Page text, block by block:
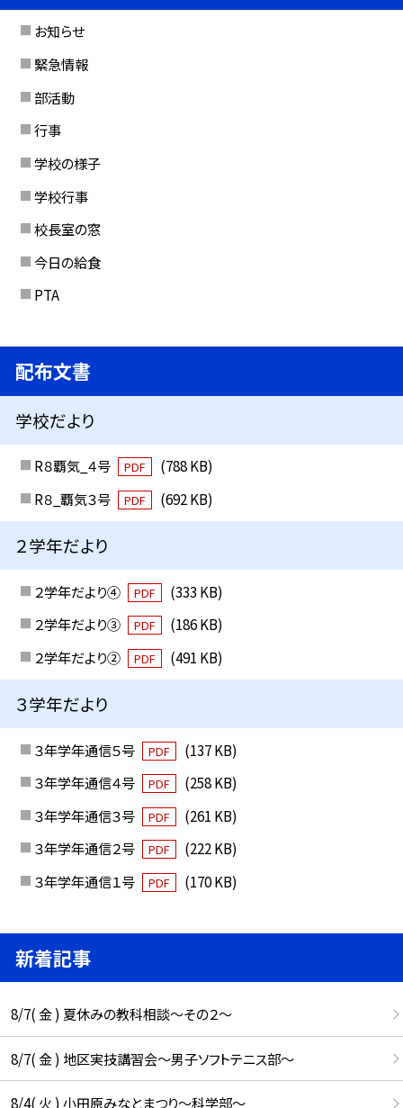
お知らせ
緊急情報
部活動
行事
学校の様子
学校行事
校長室の窓
今日の給食
PTA
配布文書
学校だより
R８覇気_４号 PDF
(788 KB)
R８_覇気３号
PDF (692 KB)
２学年だより
２学年だより④ PDF
(333 KB)
２学年だより③
PDF
(186 KB)
２学年だより②
PDF (491 KB)
３学年だより
３年学年通信５号 PDF
(137 KB)
３年学年通信４号
PDF
(258 KB)
３年学年通信３号
PDF
(261 KB)
３年学年通信２号
PDF
(222 KB)
３年学年通信１号
PDF (170 KB)
新着記事
8/7( 金 ) 夏休みの教科相談～その２～
8/7( 金 ) 地区実技講習会～男子ソフトテニス部～
8/4( 火 ) 小田原みなとまつり～科学部～